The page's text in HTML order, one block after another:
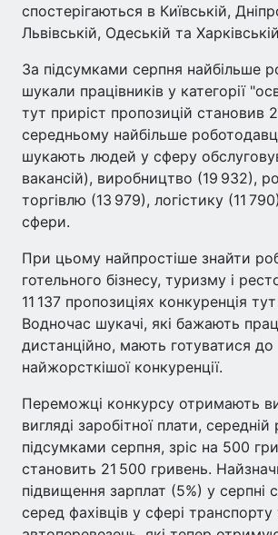
спостерігаються в Київській,
Львівській, Одеській та
За підсумками серпня найбільше
шукали працівників у категорії
тут приріст пропозицій становив
середньому найбільше
шукають людей у сферу
вакансій), виробництво (19 932),
торгівлю (13 979), логістику (11
сфери.
При цьому найпростіше знайти
готельного бізнесу, туризму і
11 137 пропозиціях конкуренція
Водночас шукачі, які бажають
дистанційно, мають готуватися до
найжорсткішої конкуренції.
Переможці конкурсу отримають
вигляді заробітної плати, середній
підсумками серпня, зріс на 500
становить 21 500 гривень.
підвищення зарплат (5%) у серпні
серед фахівців у сфері транспорту